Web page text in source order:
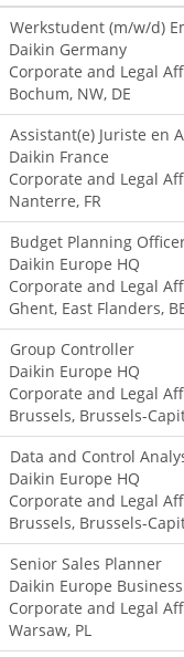
avec leurs parties
prenantes .
Branche Affaires
Juridiques
Notre équipe
juridique
internationale et
expérimentée est
répartie entre
Paris et Bruxelles.
Elle intervient
principalement
sur les domaines
suivants :
Droit des
contrats
(clients,
achats), de la
distribution, de
la concurrence,
de la propriété
intellectuelle,
de la
consommation,
droit des
affaires en
général…
Gestion des
Werkstudent (m/w/d)
Daikin Germany
Corporate and Legal
Bochum, NW, DE
Assistant(e) Juriste en
Daikin France
Corporate and Legal
Nanterre, FR
Budget Planning
Daikin Europe HQ
Corporate and Legal
Ghent, East Flanders,
Group Controller
Daikin Europe HQ
Corporate and Legal
Brussels, Brussels-
Data and Control
Daikin Europe HQ
Corporate and Legal
Brussels, Brussels-
Senior Sales Planner
Daikin Europe
Corporate and Legal
Warsaw, PL